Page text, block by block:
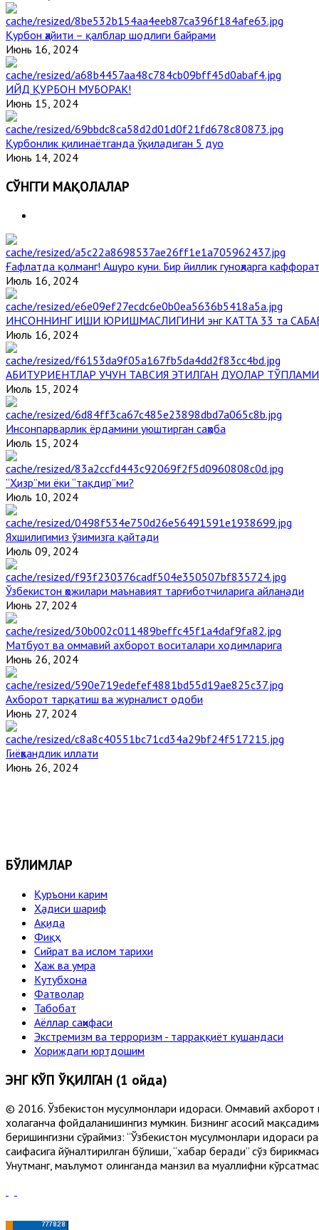
Қурбон ҳайити – қалблар шодлиги байрами
Июнь 16, 2024
ИЙД ҚУРБОН МУБОРАК!
Июнь 15, 2024
Қурбонлик қилинаётганда ўқиладиган 5 дуо
Июнь 14, 2024
СЎНГГИ МАҚОЛАЛАР
Ғафлатда қолманг! Ашуро куни. Бир йиллик гуноҳларга
Июль 16, 2024
ИНСОННИНГ ИШИ ЮРИШМАСЛИГИНИ энг КАТТА 33 та
Июль 16, 2024
АБИТУРИЕНТЛАР УЧУН ТАВСИЯ ЭТИЛГАН ДУОЛАР ТЎПЛАМИ
Июль 15, 2024
Инсонпарварлик ёрдамини уюштирган саҳоба
Июль 15, 2024
“Ҳизр”ми ёки “тақдир”ми?
Июль 10, 2024
Яхшилигимиз ўзимизга қайтади
Июль 09, 2024
Ўзбекистон ҳожилари маънавият тарғиботчиларига айланади
Июнь 27, 2024
Матбуот ва оммавий ахборот воситалари ходимларига
Июнь 26, 2024
Ахборот тарқатиш ва журналист одоби
Июнь 27, 2024
Гиёҳвандлик иллати
Июнь 26, 2024
БЎЛИМЛАР
Қуръони карим
Ҳадиси шариф
Ақида
Фиқҳ
Сийрат ва ислом тарихи
Ҳаж ва умра
Кутубхона
Фатволар
Табобат
Аёллар саҳифаси
Экстремизм ва терроризм - тарраққиёт кушандаси
Хориждаги юртдошим
ЭНГ КЎП ЎҚИЛГАН (1 ойда)
© 2016. Ўзбекистон мусулмонлари идораси. Оммавий ахборот
хоҳлаганча фойдаланишингиз мумкин. Бизнинг асосий
беришингизни сўраймиз: “Ўзбекистон мусулмонлари идораси
саҳифасига йўналтирилган бўлиши, “хабар беради” сўз
Унутманг, маълумот олинганда манзил ва муаллифни